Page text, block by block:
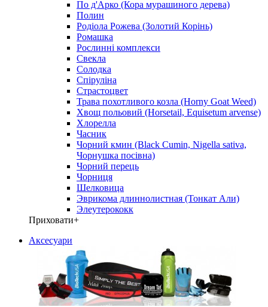
По д'Арко (Кора мурашиного дерева)
Полин
Родіола Рожева (Золотий Корінь)
Ромашка
Рослинні комплекси
Свекла
Солодка
Спіруліна
Страстоцвет
Трава похотливого козла (Horny Goat Weed)
Хвощ польовий (Horsetail, Equisetum arvense)
Хлорелла
Часник
Чорний кмин (Black Cumin, Nigella sativa,
Чорнушка посівна)
Чорний перець
Чорниця
Шелковица
Эврикома длиннолистная (Тонкат Али)
Элеутерококк
Приховати+
Аксесуари